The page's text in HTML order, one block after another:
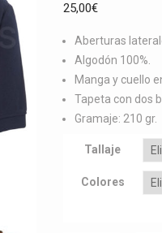
25,00€
Aberturas
Algodón 100%.
Manga y cuello
Tapeta con dos
Gramaje: 210 gr.
Tallaje
Colores